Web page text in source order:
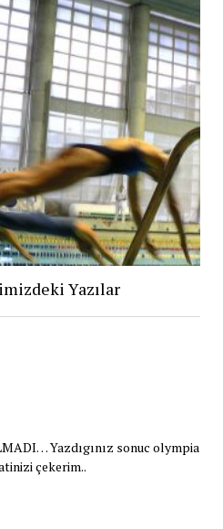
Yazılar
Yazdıgınız sonuc olympia
çekerim..